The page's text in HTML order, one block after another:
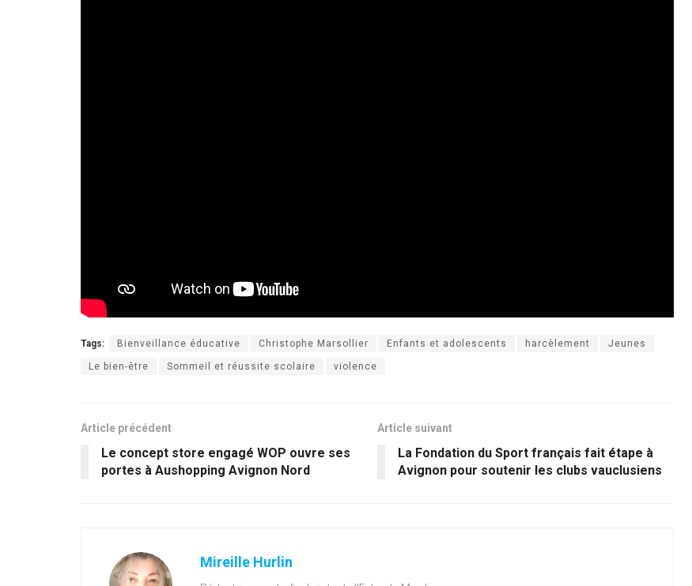
Tags: Bienveillance éducative Christophe Marsollier Enfants et adolescents harcèlement Jeunes
Le bien-être Sommeil et réussite scolaire violence
Article précédent
Le concept store engagé WOP ouvre ses
portes à Aushopping Avignon Nord
Article suivant
La Fondation du Sport français fait étape à
Avignon pour soutenir les clubs vauclusiens
Mireille Hurlin